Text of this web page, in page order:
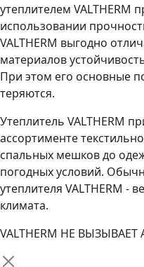
утеплителем VALTHERM
использовании
VALTHERM выгодно
материалов
При этом его основные
теряются.
Утеплитель VALTHERM
ассортименте
спальных мешков до
погодных условий.
утеплителя VALTHERM -
климата.
VALTHERM НЕ